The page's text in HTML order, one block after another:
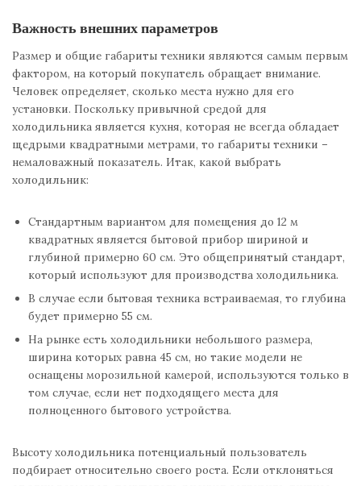
Важность внешних параметров
Размер и общие габариты техники являются самым первым
фактором, на который покупатель обращает внимание.
Человек определяет, сколько места нужно для его
установки. Поскольку привычной средой для
холодильника является кухня, которая не всегда обладает
щедрыми квадратными метрами, то габариты техники –
немаловажный показатель. Итак, какой выбрать
холодильник:
Стандартным вариантом для помещения до 12 м
квадратных является бытовой прибор шириной и
глубиной примерно 60 см. Это общепринятый стандарт,
который используют для производства холодильника.
В случае если бытовая техника встраиваемая, то глубина
будет примерно 55 см.
На рынке есть холодильники небольшого размера,
ширина которых равна 45 см, но такие модели не
оснащены морозильной камерой, используются только в
том случае, если нет подходящего места для
полноценного бытового устройства.
Высоту холодильника потенциальный пользователь
подбирает относительно своего роста. Если отклоняться